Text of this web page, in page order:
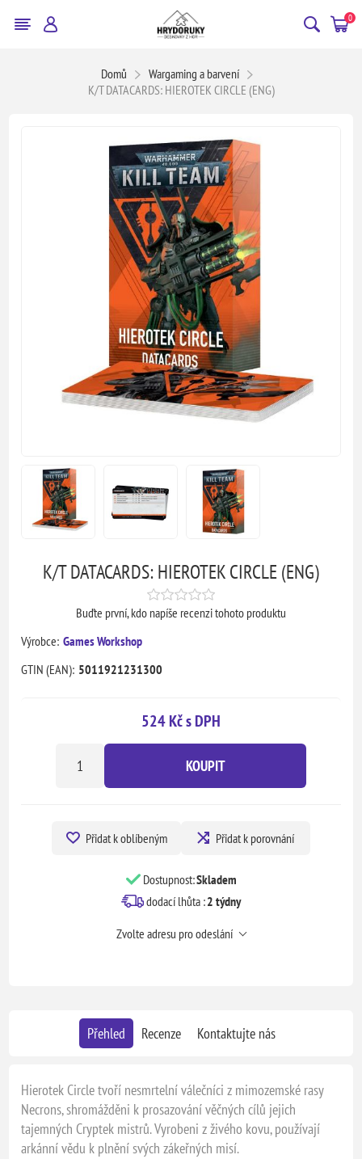
0
Domů
Wargaming a barvení
K/T DATACARDS: HIEROTEK CIRCLE (ENG)
K/T DATACARDS: HIEROTEK CIRCLE (ENG)
Buďte první, kdo napíše recenzi tohoto produktu
Výrobce: Games Workshop
GTIN (EAN): 5011921231300
524 Kč s DPH
KOUPIT
Přidat k oblíbeným Přidat k porovnání
Dostupnost:Skladem
dodací lhůta :2 týdny
Zvolte adresu pro odeslání
Přehled Recenze Kontaktujte nás
Hierotek Circle tvoří nesmrtelní válečníci z mimozemské rasy
Necrons, shromážděni k prosazování věčných cílů jejich
tajemných Cryptek mistrů. Vyrobeni z živého kovu, používají
arkánní vědu k plnění svých zákeřných misí.